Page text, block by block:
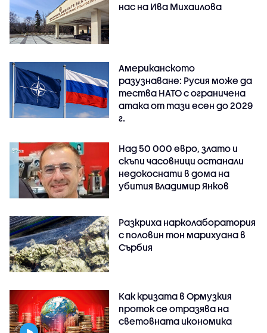
нас на Ива Михаилова
Американското
разузнаване: Русия може да
тества НАТО с ограничена
атака от тази есен до 2029
г.
Над 50 000 евро, злато и
скъпи часовници останали
недокоснати в дома на
убития Владимир Янков
Разкриха нарколаборатория
с половин тон марихуана в
Сърбия
Как кризата в Ормузкия
проток се отразява на
световната икономика